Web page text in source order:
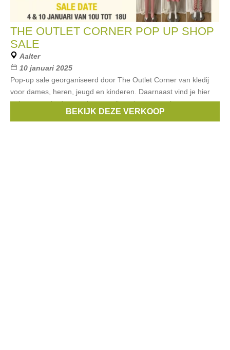
THE OUTLET CORNER POP UP SHOP
SALE
Aalter
10 januari 2025
Pop-up sale georganiseerd door The Outlet Corner van kledij
voor dames, heren, jeugd en kinderen. Daarnaast vind je hier
ook een aanbod aan schoenen, lingerie, accessoires,
handtassen, badmode, juwelenBEKIJK DEZE VERKOOP